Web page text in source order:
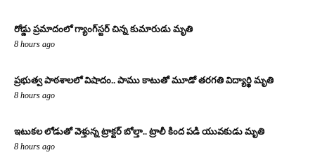
రోడ్డు ప్రమాదంలో గ్యాంగ్‌స్టర్ చిన్న కుమారుడు మృతి
8 hours ago
ప్రభుత్వ పాఠశాలలో విషాదం.. పాము కాటుతో మూడో తరగతి విద్యార్థి మృతి
8 hours ago
ఇటుకల లోడుతో వెళ్తున్న ట్రాక్టర్ బోల్తా.. ట్రాలీ కింద పడి యువకుడు మృతి
8 hours ago